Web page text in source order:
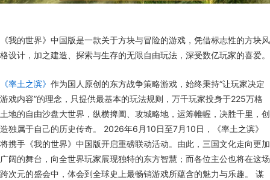
《我的世界》中国版是一款关于方块与冒险的游戏，凭借标志性的方块风
格设计，加之建造、探索与生存的无限自由玩法，深受数亿玩家的喜爱。
《率土之滨》 作为国人原创的东方战争策略游戏，始终秉持“让玩家决定
游戏内容”的理念，只提供最基本的玩法规则，万千玩家投身于225万格
土地的自由沙盘大世界，纵横捭阖、攻城略地，运筹帷幄，决胜千里，创
造独属于自己的历史传奇。 2026年6月10日至7月10日，《率土之滨》
将携手《我的世界》中国版开启重磅联动活动。由此，三国文化走向更加
广阔的舞台，向全世界玩家展现独特的东方智慧；而各位主公也将在这场
跨次元的盛会中，体会到全球史上最畅销游戏所蕴含的魅力与乐趣。 谋